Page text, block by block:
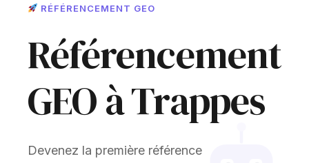
RÉFÉRENCEMENT GEO
Référencement
GEO à Trappes
Devenez la première référence